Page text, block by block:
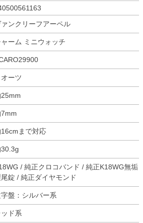
ァンクリーフアーペル
ーム ミニウォッチ
ーツ
まで対応
/ 純正クロコバンド / 純正K18WG無垢
錠 / 純正ダイヤモンド
盤：シルバー系
ッド系